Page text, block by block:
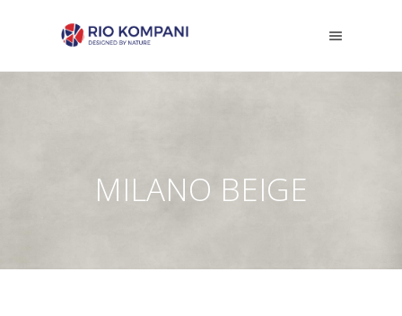
MILANO BEIGE